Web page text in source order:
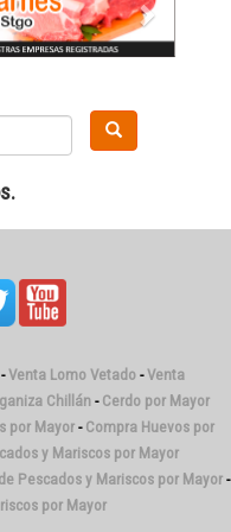
Venta Lomo Vetado-Venta
Chillán - Cerdo por Mayor
por Mayor - Compra Huevos por
y Mariscos por Mayor
Pescados y Mariscos por Mayor-
por Mayor